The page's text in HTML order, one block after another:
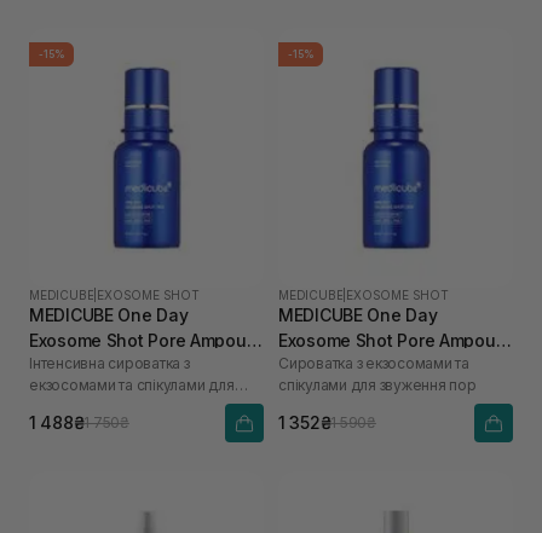
-15%
MEDICUBE EXOSOME SHOT
MEDICUBE One Day
Exosome Shot Pore Ampoule
7500 30 мл
Інтенсивна сироватка з
екзосомами та спікулами для
1 488₴1 750₴
-15%
MEDICUBE EXOSOME SHOT
MEDICUBE One Day
Exosome Shot Pore Ampoule
2000 30 мл
Сироватка з екзосомами та
спікулами для звуження пор
1 352₴1 590₴